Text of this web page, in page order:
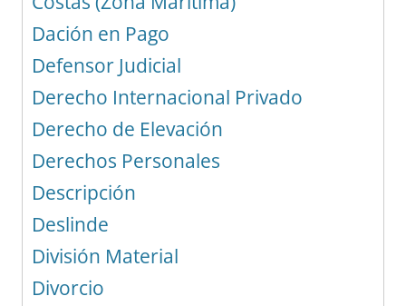
Dación en Pago
Defensor Judicial
Derecho Internacional Privado
Derecho de Elevación
Derechos Personales
Descripción
Deslinde
División Material
Divorcio